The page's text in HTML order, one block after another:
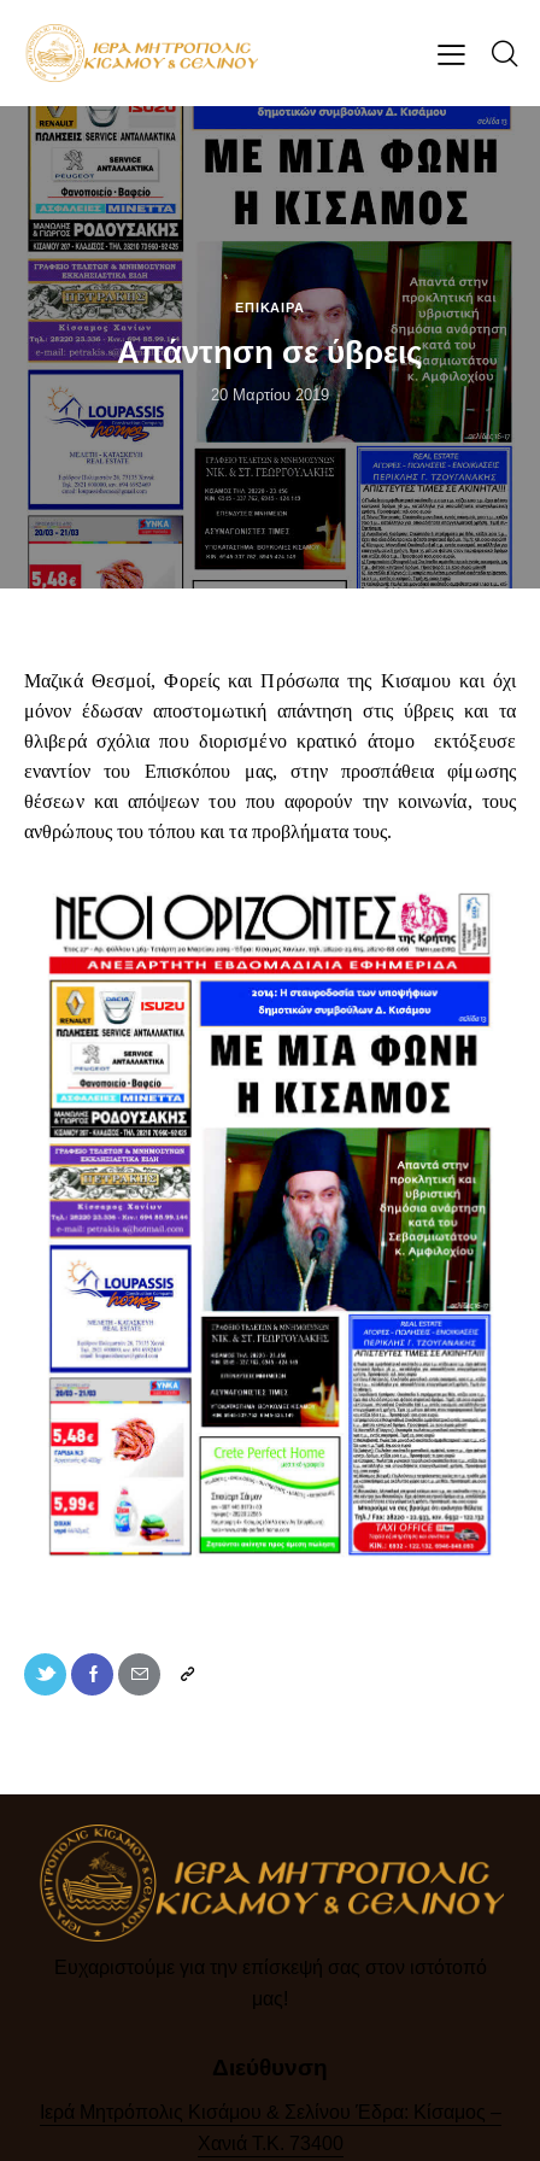
ΕΠΊΚΑΙΡΑ
Απάντηση σε ύβρεις
20 Μαρτίου 2019
Μαζικά Θεσμοί, Φορείς και Πρόσωπα της Κισαμου και όχι
μόνον έδωσαν αποστομωτική απάντηση στις ύβρεις και τα
θλιβερά σχόλια που διορισμένο κρατικό άτομο εκτόξευσε
εναντίον του Επισκόπου μας, στην προσπάθεια φίμωσης
θέσεων και απόψεων του που αφορούν την κοινωνία, τους
ανθρώπους του τόπου και τα προβλήματα τους.
Ευχαριστούμε για την επίσκεψή σας στον ιστότοπό
μας!​
Διεύθυνση
Ιερά Μητρόπολις Κισάμου & Σελίνου Έδρα: Κίσαμος –
Χανιά Τ.Κ. 73400